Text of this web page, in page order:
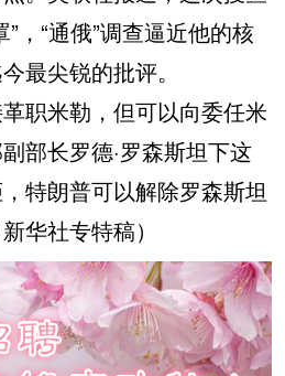
，“通俄”调查逼近他的核
最尖锐的批评。
米勒，但可以向委任米
部长罗德·罗森斯坦下这
特朗普可以解除罗森斯坦
华社专特稿）